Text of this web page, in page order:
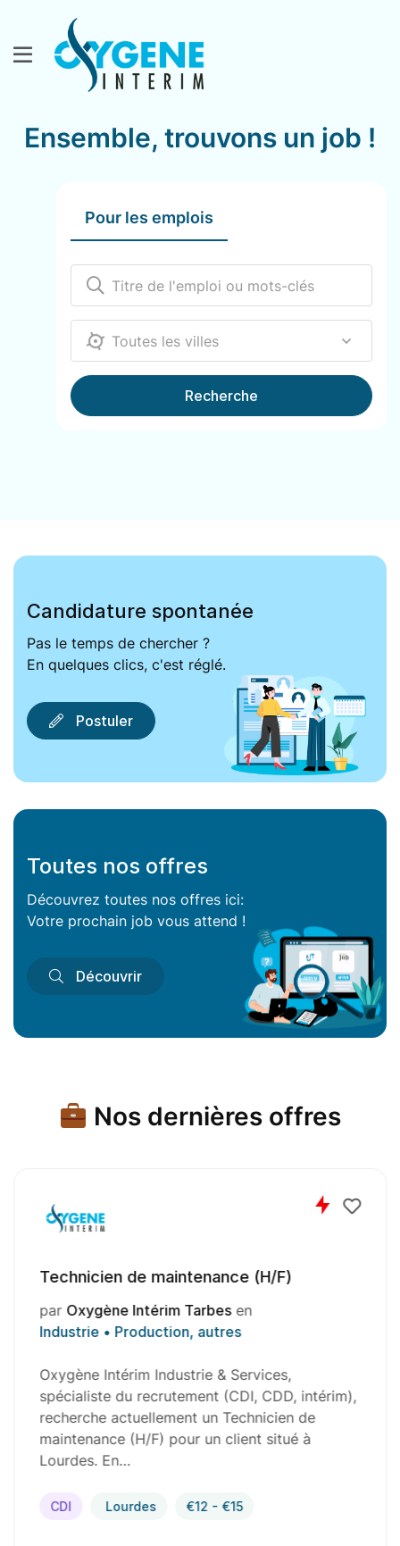
Ensemble, trouvons un job !
Pour les emplois
12000
Recherche
Candidature spontanée
Pas le temps de chercher ?
En quelques clics, c'est réglé.
Postuler
Toutes nos offres
Découvrez toutes nos offres ici:
Votre prochain job vous attend !
Découvrir
Nos dernières offres
Technicien de maintenance (H/F)
par Oxygène Intérim Tarbesen
Industrie • Production, autres
Oxygène Intérim Industrie & Services,
spécialiste du recrutement (CDI, CDD, intérim),
recherche actuellement un Technicien de
maintenance (H/F) pour un client situé à
Lourdes. En…
CDI Lourdes €12 - €15